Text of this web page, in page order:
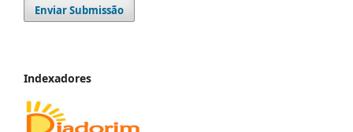
Enviar Submissão
Indexadores